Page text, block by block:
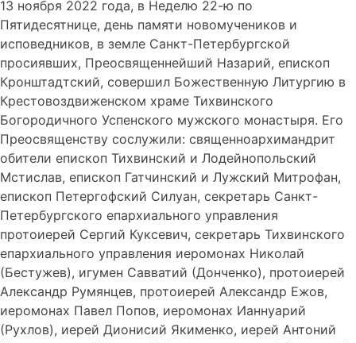
13 ноября 2022 года, в Неделю 22-ю по
Пятидесятнице, день памяти новомучеников и
исповедников, в земле Санкт-Петербургской
просиявших, Преосвященнейший Назарий, епископ
Кронштадтский, совершил Божественную Литургию в
Крестовоздвиженском храме Тихвинского
Богородичного Успенского мужского монастыря. Его
Преосвященству сослужили: священноархимандрит
обители епископ Тихвинский и Лодейнопольский
Мстислав, епископ Гатчинский и Лужский Митрофан,
епископ Петергофский Силуан, секретарь Санкт-
Петербургского епархиального управления
протоиерей Сергий Куксевич, секретарь Тихвинского
епархиального управления иеромонах Николай
(Бестужев), игумен Савватий (Донченко), протоиерей
Александр Румянцев, протоиерей Александр Ежов,
иеромонах Павел Попов, иеромонах Ианнуарий
(Рухлов), иерей Дионисий Якименко, иерей Антоний